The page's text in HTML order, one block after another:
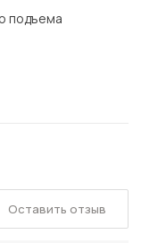
подъема
Оставить отзыв